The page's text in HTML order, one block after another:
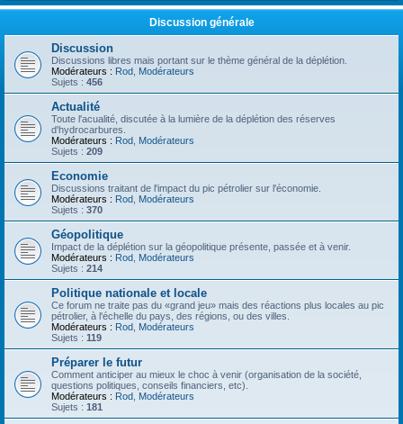
Discussion générale
Discussion
Discussions libres mais portant sur le thème général de la déplétion.
Modérateurs : Rod Modérateurs
Sujets : 456
Actualité
Toute l'acualité, discutée à la lumière de la déplétion des réserves
d'hydrocarbures.
Modérateurs : Rod Modérateurs
Sujets : 209
Economie
Discussions traitant de l'impact du pic pétrolier sur l'économie.
Modérateurs : Rod Modérateurs
Sujets : 370
Géopolitique
Impact de la déplétion sur la géopolitique présente, passée et à venir.
Modérateurs : Rod Modérateurs
Sujets : 214
Politique nationale et locale
Ce forum ne traite pas du «grand jeu» mais des réactions plus locales au pic
pétrolier, à l'échelle du pays, des régions, ou des villes.
Modérateurs : Rod Modérateurs
Sujets : 119
Préparer le futur
Comment anticiper au mieux le choc à venir (organisation de la société,
questions politiques, conseils financiers, etc).
Modérateurs : Rod Modérateurs
Sujets : 181